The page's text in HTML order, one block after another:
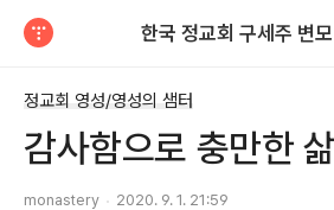
한국 정교회 구세주 변
정교회 영성/영성의 샘터
감사함으로 충만한 삶
monastery 2020. 9. 1. 21:59